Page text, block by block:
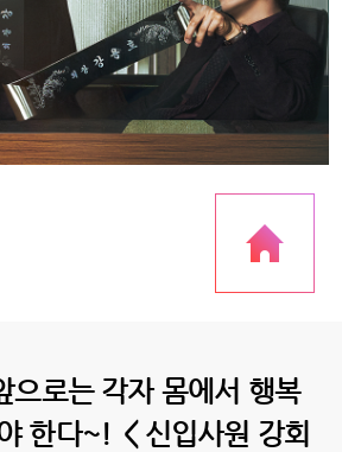
으로는 각자 몸에서 행복
한다~! ＜신입사원 강회